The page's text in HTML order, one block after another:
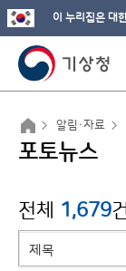
이 누리집은 대
알림·자료
포토뉴스
전체 1,679